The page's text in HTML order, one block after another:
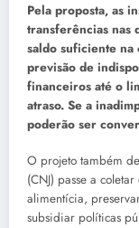
Pela proposta, as
transferências nas
saldo suficiente na
previsão de
financeiros até o
atraso. Se a
poderão ser
O projeto também
(CNJ) passe a
alimentícia,
subsidiar políticas